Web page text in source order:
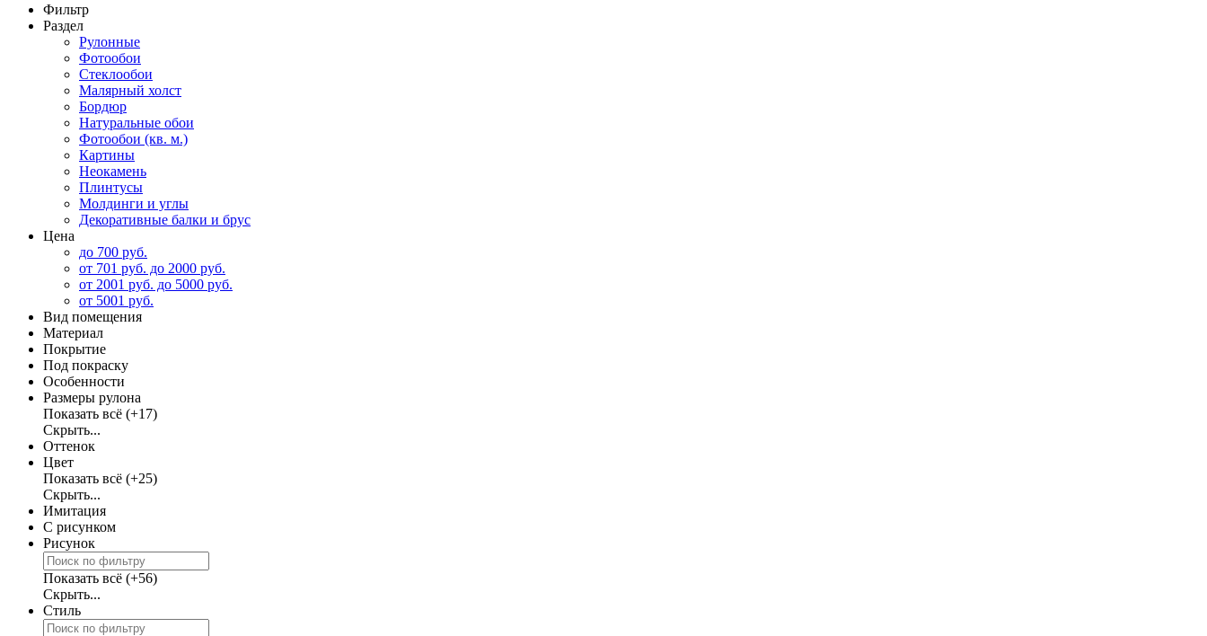
Фильтр
Раздел
Рулонные
Фотообои
Стеклообои
Малярный холст
Бордюр
Натуральные обои
Фотообои (кв. м.)
Картины
Неокамень
Плинтусы
Молдинги и углы
Декоративные балки и брус
Цена
до 700 руб.
от 701 руб. до 2000 руб.
от 2001 руб. до 5000 руб.
от 5001 руб.
Вид помещения
Материал
Покрытие
Под покраску
Особенности
Размеры рулона
Показать всё (+17)
Скрыть...
Оттенок
Цвет
Показать всё (+25)
Скрыть...
Имитация
С рисунком
Рисунок
Показать всё (+56)
Скрыть...
Стиль